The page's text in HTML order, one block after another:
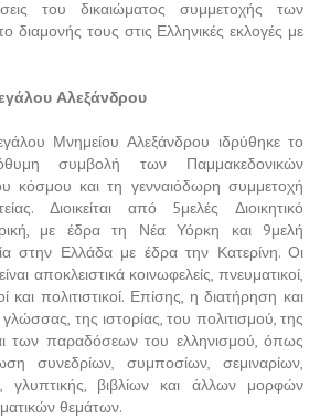
του δικαιώματος συμμετοχής των
τους στις Ελληνικές εκλογές με
Αλεξάνδρου
Μνημείου Αλεξάνδρου ιδρύθηκε το
συμβολή των Παμμακεδονικών
κόσμου και τη γενναιόδωρη συμμετοχή
Διοικείται από 5μελές Διοικητικό
με έδρα τη Νέα Υόρκη και 9μελή
στην Ελλάδα με έδρα την Κατερίνη. Οι
αποκλειστικά κοινωφελείς, πνευματικοί,
και πολιτιστικοί. Επίσης, η διατήρηση και
της ιστορίας, του πολιτισμού, της
των παραδόσεων του ελληνισμού, όπως
συνεδρίων, συμποσίων, σεμιναρίων,
γλυπτικής, βιβλίων και άλλων μορφών
θεμάτων.